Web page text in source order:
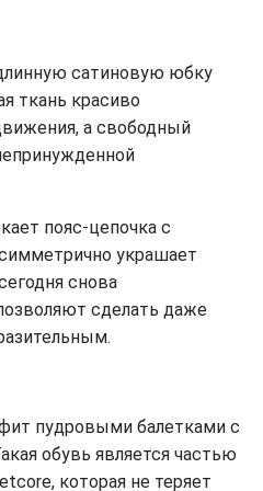
сатиновую юбку
ткань красиво
а свободный
пояс-цепочка с
украшает
снова
сделать даже
пудровыми балетками с
обувь является частью
которая не теряет